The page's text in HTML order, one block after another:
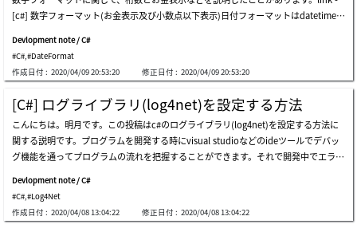
ます。でも、system.xmlの場合はhtmlファイルが検索ができません。htmlを読み込
めば許せないアトリビュートや開き閉めタグタイプではないこと(inputタグ)などで
エラーが発生します。個人的にはほぼnsoupを使いますが、逆に環境ファイルのxml
タイトルだけ取得します。上のxmlファイルを取得してitemのtitleタグのデータをコ
ンソールに出力しました。 jquryでelement探索することと同じ方法で探索が可能
です。nsoupの場合は探索だけではなく、書き直し機能もあります。上のdescriptio
nのテキストを「hello world」に書き直しました。そのあと、コンソールにxmlを出
力しました。descriptionの部分が「hello world」になっています。ここまでc#でns
oupライブラリを利用してxmlとhtmlをパーシングする方法に関する説明でした。ご
不明なところや間違いところがあればコメントしてください。
[c#] 数字フォーマット(お金表示及び小数点以下表示)日付フォーマットはdatetimeの
ットは置換文字が多いです。基本的に「yyyy」は年度、「mm」は月、「dd」は
日、「hh」は時間、「mm」は分です。ここで「mm」は「mm」は小文字、大文字
で月、分の区分にします。気を付けなければならないです。 フォーマット指定子 説
0日の未満は十桁に「0」をつける) 2009-06-01t13:45:30 -&gt; 01 ddd 曜日(略称)
月、火、水。。 dddd 曜日(プル名) 月曜日、火曜日、水曜日。。 f ミリセカンド1桁
(なければ0に満たす。) 2019-08-05 12:00:00.1 -&gt; 1 ff ミリセカンド2桁(なければ0
に満たす。) 2019-08-05 12:00:00.12 -&gt; 12 fff ミリセカンド3桁(なければ0に満た
す。) 2019-08-05 12:00:00.123 -&gt; 123 ffff ミリセカンド4桁(なければ0に満たす。)
2019-08-05 12:00:00.1234 -&gt; 1234 fffff ミリセカンド5桁(なければ0に満たす。) 2
019-08-05 12:00:00.12345 -&gt; 12345 ffffff ミリセカンド6桁(なければ0に満
Devlopment note / C#
#C# #DateFormat
作成日付 : 2020/04/09 20:53:20 修正日付 : 2020/04/09 20:53:20
[C#] ログライブラリ(log4net)を設定する方法
こんにちは。明月です。この投稿はc#のログライブラリ(log4net)を設定する方法に
関する説明です。プログラムを開発する時にvisual studioなどのideツールでデバッ
グ機能を通ってプログラムの流れを把握することができます。それで開発中でエラー
ことができます。でも、開発が終わって本番(production)にビルドしたものをサーバ
にデプロイして運用する時にもバグが発生する可能性があります。その時には別にエ
ラーログを作成する機能がなければエラー原因と問題を把握することが大変になりま
Devlopment note / C#
#C#,#Log4Net
作成日付 : 2020/04/08 13:04:22 修正日付 : 2020/04/08 13:04:22